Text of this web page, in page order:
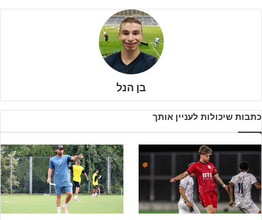
בן הנל
כתבות שיכולות לעניין אותך